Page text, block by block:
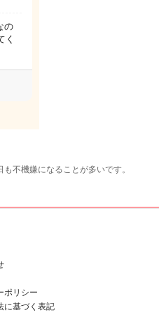
の
く
不機嫌になることが多いです。
ポリシー
に基づく表記